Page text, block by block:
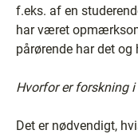
f.eks. af en
har været
pårørende har det
Hvorfor er forskning
Det er nødvendigt,